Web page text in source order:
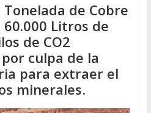
de Cobre
Litros de
de CO2
culpa de la
para extraer el
minerales.